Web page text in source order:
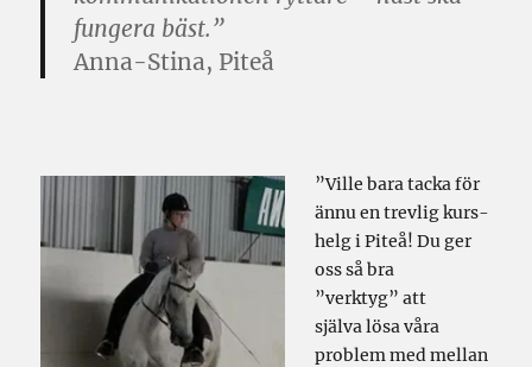
fungera bäst.”
Anna-Stina, Piteå
”Ville bara tacka för
ännu en trevlig kurs-
helg i Piteå! Du ger
oss så bra
”verktyg” att
själva lösa våra
problem med mellan